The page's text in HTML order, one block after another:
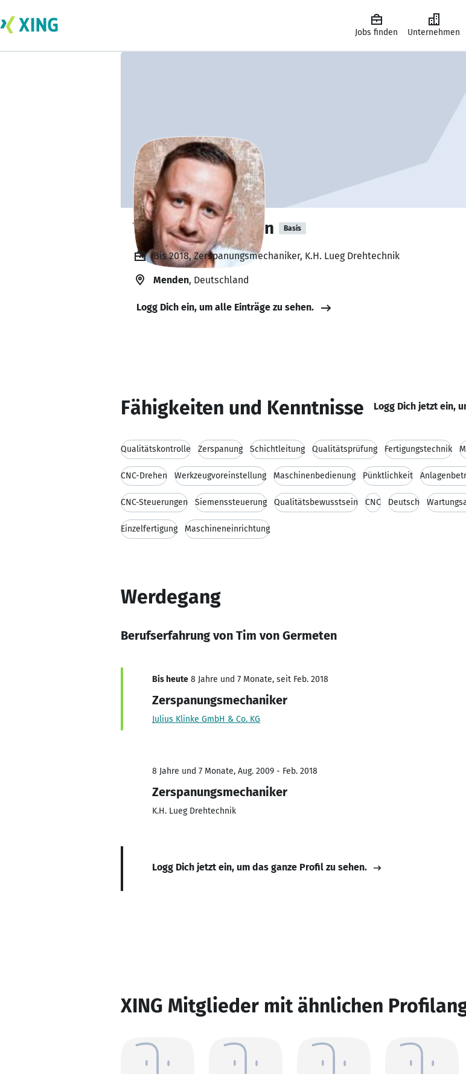
Jobs finden Unternehmen
Tim von Germeten Basis
Bis 2018, Zerspanungsmechaniker, K.H. Lueg Drehtechnik
Menden, Deutschland
Logg Dich ein, um alle Einträge zu sehen.
Fähigkeiten und Kenntnisse Logg Dich jetzt ein,
Qualitätskontrolle Zerspanung Schichtleitung Qualitätsprüfung Fertigungstechnik
CNC-Drehen Werkzeugvoreinstellung Maschinenbedienung Pünktlichkeit
CNC-Steuerungen Siemenssteuerung Qualitätsbewusstsein CNC Deutsch
Einzelfertigung Maschineneinrichtung
Werdegang
Berufserfahrung von Tim von Germeten
Bis heute 8 Jahre und 7 Monate, seit Feb. 2018
Zerspanungsmechaniker
Julius Klinke GmbH & Co. KG
8 Jahre und 7 Monate, Aug. 2009 - Feb. 2018
Zerspanungsmechaniker
K.H. Lueg Drehtechnik
Logg Dich jetzt ein, um das ganze Profil zu sehen.
XING Mitglieder mit ähnlichen